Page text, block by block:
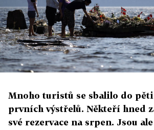
Mnoho turistů se sbalilo do
prvních výstřelů. Někteří hned
své rezervace na srpen. Jsou